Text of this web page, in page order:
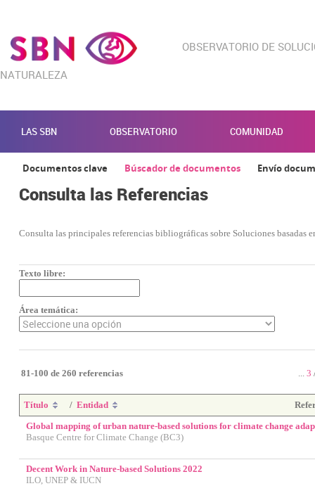
OBSERVATORIO DE
NATURALEZA
LAS SBN OBSERVATORIO COMUNIDAD
Documentos clave Búscador de documentos Envío
Consulta las Referencias
Consulta las principales referencias bibliográficas sobre Soluciones basadas
Texto libre:
Área temática:
81-100 de 260 referencias 3
Título / Entidad
Global mapping of urban nature-based solutions for climate change
Basque Centre for Climate Change (BC3)
Decent Work in Nature-based Solutions 2022
ILO, UNEP & IUCN